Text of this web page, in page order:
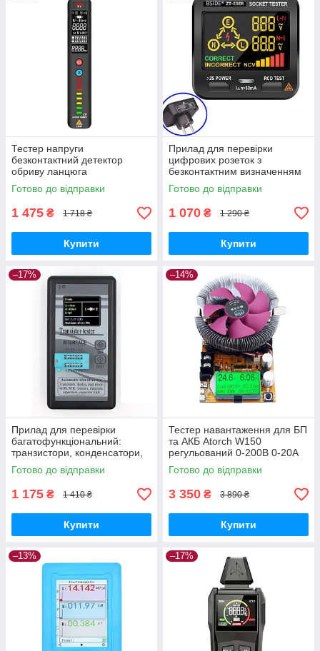
Тестер напруги
безконтактний детектор
обриву ланцюга
універсальний BSIDE X1
GoodPlace -worry-free-
Готово до відправки
1 475 ₴ 1 718 ₴
Купити
Прилад для перевірки
цифрових розеток з
безконтактним визначенням
напруги BSIDE ZT-E8ER
GoodPlace -worry-free-
Готово до відправки
1 070 ₴ 1 290 ₴
Купити
–17%
Прилад для перевірки
багатофункціональний:
транзистори, конденсатори,
радіодеталі GoodPlace -
worry-free-shopping-
Готово до відправки
1 175 ₴ 1 410 ₴
Купити
–14%
Тестер навантаження для БП
та АКБ Atorch W150
регульований 0-200В 0-20А
GoodPlace -worry-free-
shopping-
Готово до відправки
3 350 ₴ 3 890 ₴
Купити
–13% –17%